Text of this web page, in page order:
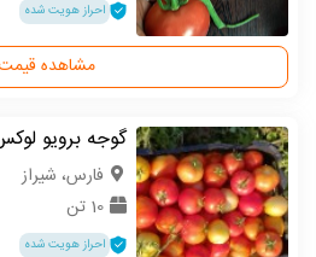
احراز هویت شده
مشاهده
گوجه برویو
فارس، شیراز
10 تن
احراز هویت شده